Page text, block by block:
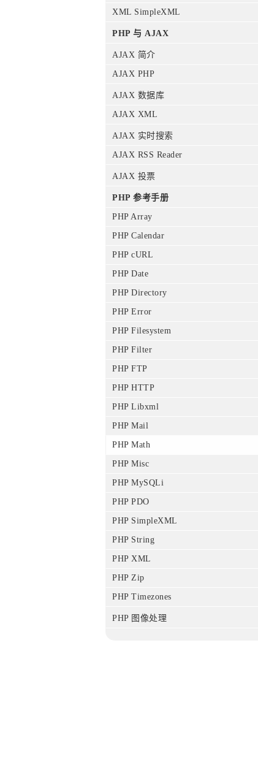
XML SimpleXML
PHP 与 AJAX
AJAX 简介
AJAX PHP
AJAX 数据库
AJAX XML
AJAX 实时搜索
AJAX RSS Reader
AJAX 投票
PHP 参考手册
PHP Array
PHP Calendar
PHP cURL
PHP Date
PHP Directory
PHP Error
PHP Filesystem
PHP Filter
PHP FTP
PHP HTTP
PHP Libxml
PHP Mail
PHP Math
PHP Misc
PHP MySQLi
PHP PDO
PHP SimpleXML
PHP String
PHP XML
PHP Zip
PHP Timezones
PHP 图像处理